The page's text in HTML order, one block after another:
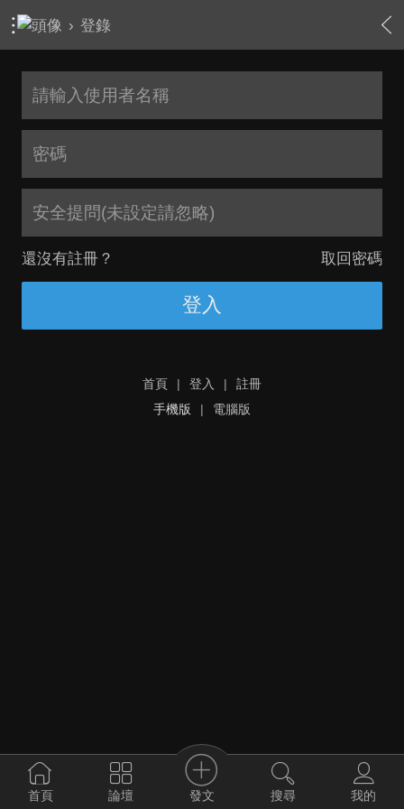
› 登錄
安全提問(未設定請忽略)
還沒有註冊？ 取回密碼
登入
首頁 | 登入 |
註冊
手機版
| 電腦版
首頁 論壇 發文 搜尋 我的